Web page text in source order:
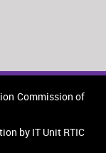
Commission of
by IT Unit RTIC